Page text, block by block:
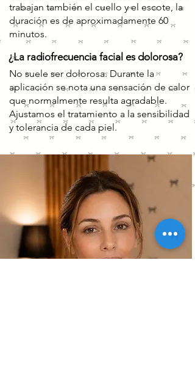
trabajan también el cuello y el escote, la
duración es de aproximadamente 60
minutos.
¿La radiofrecuencia facial es dolorosa?
No suele ser dolorosa. Durante la
aplicación se nota una sensación de calor
que normalmente resulta agradable.
Ajustamos el tratamiento a la sensibilidad
y tolerancia de cada piel.